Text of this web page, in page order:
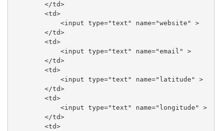
        </td>
        <td>
            <input type="text" name="website" >
        </td>
        <td>
            <input type="text" name="email" >
        </td>
        <td>
            <input type="text" name="latitude" >
        </td>
        <td>
            <input type="text" name="longitude" >
        </td>
        <td>